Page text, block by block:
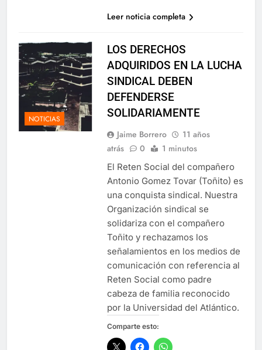
incansable en la salud y la amistad
1 Año Atrás
Leer noticia completa
NOTICIAS
LOS DERECHOS
ADQUIRIDOS EN LA LUCHA
SINDICAL DEBEN
DEFENDERSE
SOLIDARIAMENTE
Jaime Borrero
11 años
atrás
0 1 minutos
El Reten Social del compañero
Antonio Gomez Tovar (Toñito) es
una conquista sindical. Nuestra
Organización sindical se
solidariza con el compañero
Toñito y rechazamos los
señalamientos en los medios de
comunicación con referencia al
Reten Social como padre
cabeza de familia reconocido
por la Universidad del Atlántico.
Comparte esto: